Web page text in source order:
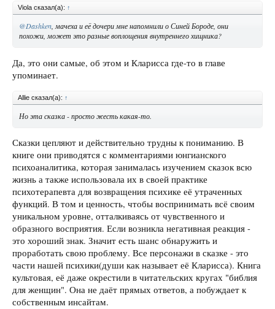
Viola сказал(а): ↑
@Dashken, мачеха и её дочери мне напомнили о Синей Бороде, они
похожи, может это разные воплощения внутреннего хищника?
Да, это они самые, об этом и Кларисса где-то в главе
упоминает.
Allie сказал(а): ↑
Но эта сказка - просто жесть какая-то.
Сказки цепляют и действительно трудны к пониманию. В
книге они приводятся с комментариями юнгианского
психоаналитика, которая занималась изучением сказок всю
жизнь а также использовала их в своей практике
психотерапевта для возвращения психике её утраченных
функций. В том и ценность, чтобы воспринимать всё своим
уникальном уровне, отталкиваясь от чувственного и
образного восприятия. Если возникла негативная реакция -
это хороший знак. Значит есть шанс обнаружить и
проработать свою проблему. Все персонажи в сказке - это
части нашей психики(души как называет её Кларисса). Книга
культовая, её даже окрестили в читательских кругах "библия
для женщин". Она не даёт прямых ответов, а побуждает к
собственным инсайтам.